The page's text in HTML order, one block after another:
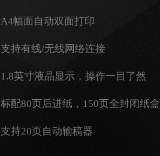
A4幅面自动双面打印
支持有线/无线网络连接
1.8英寸液晶显示，操作一目了然
标配80页后进纸，150页全封闭纸盒
支持20页自动输稿器